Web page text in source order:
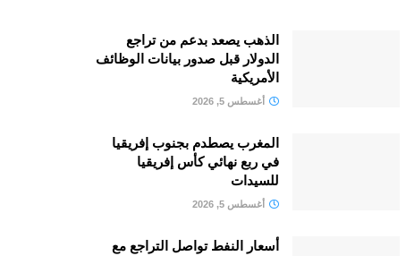
الذهب يصعد بدعم من تراجع
الدولار قبل صدور بيانات الوظائف
الأمريكية
أغسطس 5, 2026
المغرب يصطدم بجنوب إفريقيا
في ربع نهائي كأس إفريقيا
للسيدات
أغسطس 5, 2026
أسعار النفط تواصل التراجع مع